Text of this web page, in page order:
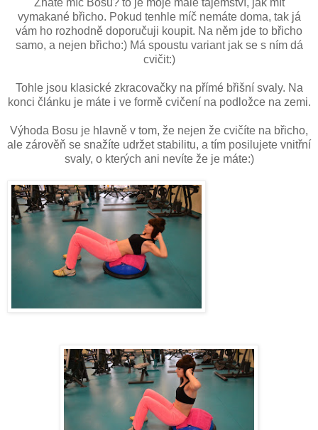
vymakané břicho. Pokud tenhle míč nemáte doma, tak já
vám ho rozhodně doporučuji koupit. Na něm jde to břicho
samo, a nejen břicho:) Má spoustu variant jak se s ním dá
cvičit:)
Tohle jsou klasické zkracovačky na přímé břišní svaly. Na
konci článku je máte i ve formě cvičení na podložce na zemi.
Výhoda Bosu je hlavně v tom, že nejen že cvičíte na břicho,
ale zárověň se snažíte udržet stabilitu, a tím posilujete vnitřní
svaly, o kterých ani nevíte že je máte:)